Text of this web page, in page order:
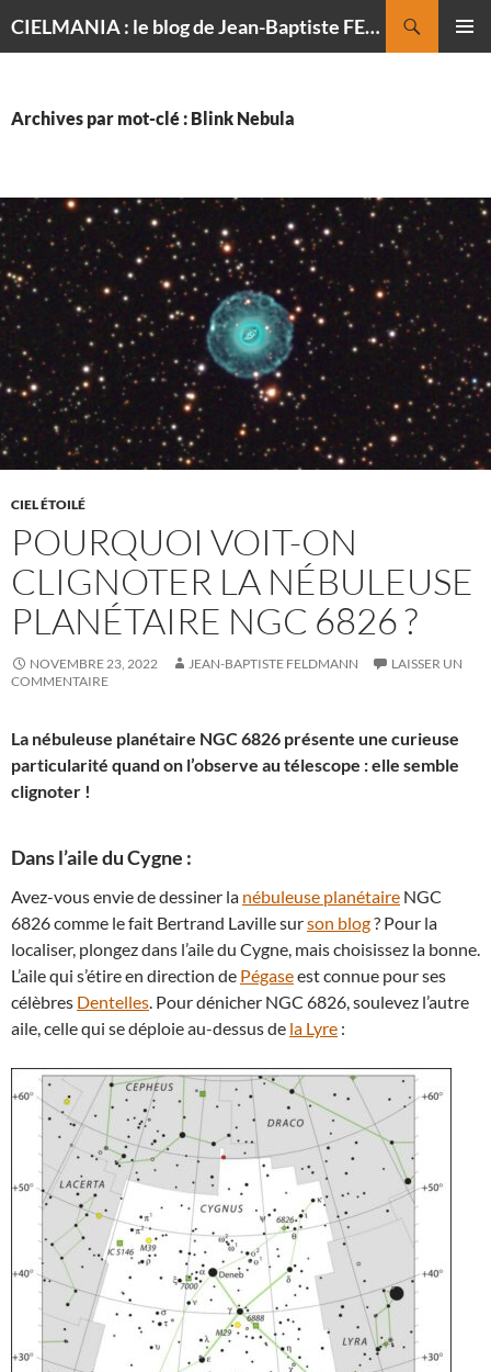
CIELMANIA : le blog de Jean-Baptiste FELDMANN, photographe du ciel
Archives par mot-clé : Blink Nebula
CIEL ÉTOILÉ
POURQUOI VOIT-ON
CLIGNOTER LA NÉBULEUSE
PLANÉTAIRE NGC 6826 ?
NOVEMBRE 23, 2022 JEAN-BAPTISTE FELDMANN
LAISSER UN
COMMENTAIRE
La nébuleuse planétaire NGC 6826 présente une curieuse
particularité quand on l’observe au télescope : elle semble
clignoter !
Dans l’aile du Cygne :
Avez-vous envie de dessiner la nébuleuse planétaire NGC
6826 comme le fait Bertrand Laville surson blog? Pour la
localiser, plongez dans l’aile du Cygne, mais choisissez la bonne.
L’aile qui s’étire en direction de Pégaseest connue pour ses
célèbres Dentelles. Pour dénicher NGC 6826, soulevez l’autre
aile, celle qui se déploie au-dessus de la Lyre :